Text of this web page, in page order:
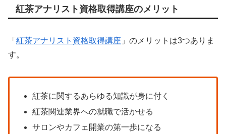
紅茶アナリスト資格取得講座のメリット
「 紅茶アナリスト資格取得講座 」のメリットは3つありま
す。
紅茶に関するあらゆる知識が身に付く
紅茶関連業界への就職で活かせる
サロンやカフェ開業の第一歩になる